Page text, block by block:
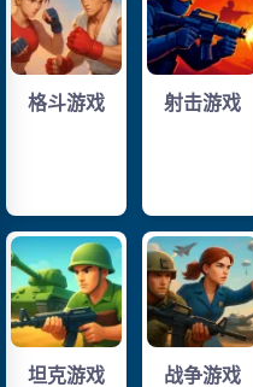
格斗游戏 射击游戏
坦克游戏 战争游戏